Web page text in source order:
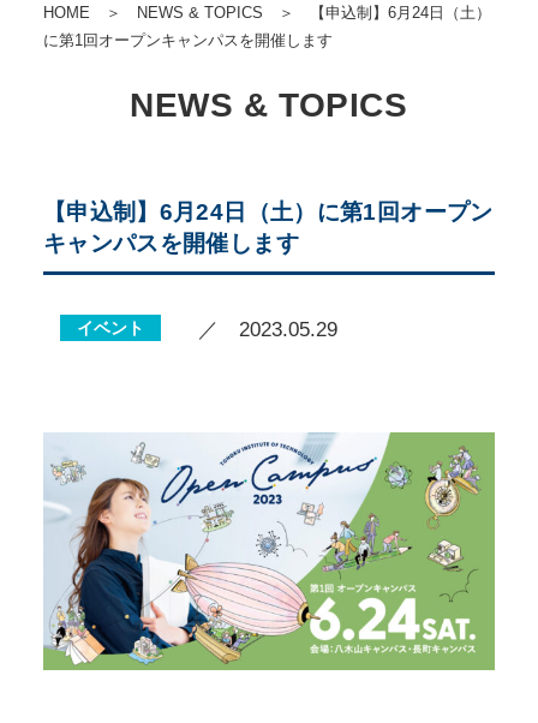
HOME ＞ NEWS & TOPICS ＞ 【申込制】6月24日（土）
に第1回オープンキャンパスを開催します
NEWS & TOPICS
【申込制】6月24日（土）に第1回オープン
キャンパスを開催します
イベント ／ 2023.05.29